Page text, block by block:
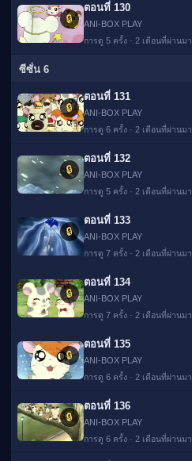
🔒
ตอนที่ 130
ANI-BOX PLAY
การดู 5 ครั้ง · 2 เดือนที่ผ่านมา
ซีซั่น 6
🔒
ตอนที่ 131
ANI-BOX PLAY
การดู 6 ครั้ง · 2 เดือนที่ผ่านมา
🔒
ตอนที่ 132
ANI-BOX PLAY
การดู 5 ครั้ง · 2 เดือนที่ผ่านมา
🔒
ตอนที่ 133
ANI-BOX PLAY
การดู 7 ครั้ง · 2 เดือนที่ผ่านมา
🔒
ตอนที่ 134
ANI-BOX PLAY
การดู 7 ครั้ง · 2 เดือนที่ผ่านมา
🔒
ตอนที่ 135
ANI-BOX PLAY
การดู 6 ครั้ง · 2 เดือนที่ผ่านมา
🔒
ตอนที่ 136
ANI-BOX PLAY
การดู 6 ครั้ง · 2 เดือนที่ผ่านมา